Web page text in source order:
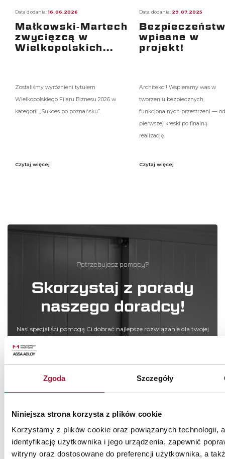
Zgoda Szczegóły
Niniejsza strona korzysta z plików cookie
Korzystamy z plików cookie oraz powiązanych technologii,
identyfikację użytkownika i jego urządzenia, zapewnić
witryny oraz dostosowane do preferencji użytkownika, a
Data dodania:16.06.2026
Małkowski‑Martech
zwycięzcą w
Wielkopolskich...
Zostaliśmy wyróżnieni tytułem
Wielkopolskiego Filaru Biznesu 2026 w
kategorii „Sukces po poznańsku”.
Czytaj więcej
Data dodania: 29.07.2025
wpisane w
projekt!
Architekci! Wspieramy was w
tworzeniu bezpiecznych,
funkcjonalnych przestrzeni —
pierwszej kreski po finalną
realizację.
Czytaj więcej
Potrzebujesz pomocy?
Skorzystaj z porady
naszego doradcy!
Nasi specjaliści pomogą Ci dobrać najlepsze rozwiązanie dla twojej
inwestycji